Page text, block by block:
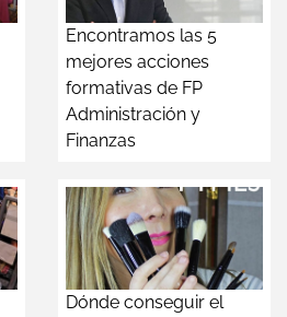
Encontramos las 5
mejores acciones
formativas de FP
Administración y
Finanzas
Dónde conseguir el